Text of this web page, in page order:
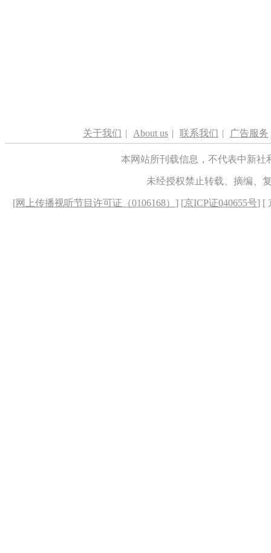
关于我们 | About us | 联系我们 | 广告服务
本网站所刊载信息，不代表中新
未经授权禁止转载、摘编、
[网上传播视听节目许可证（0106168） ] [京ICP证040655号] [